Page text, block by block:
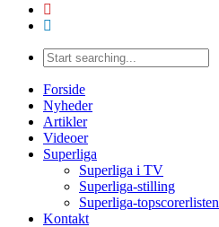
Forside
Nyheder
Artikler
Videoer
Superliga
Superliga i TV
Superliga-stilling
Superliga-topscorerlisten
Kontakt